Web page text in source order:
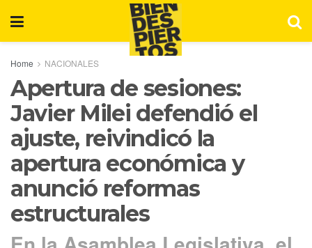
Home NACIONALES
Apertura de sesiones:
Javier Milei defendió el
ajuste, reivindicó la
apertura económica y
anunció reformas
estructurales